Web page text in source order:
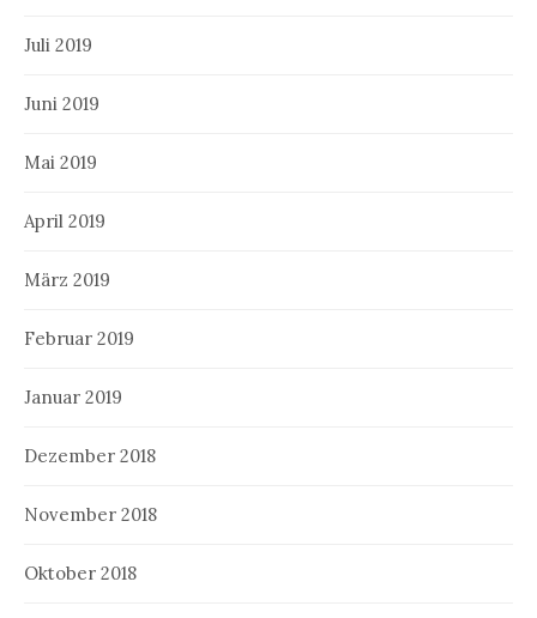
Juli 2019
Juni 2019
Mai 2019
April 2019
März 2019
Februar 2019
Januar 2019
Dezember 2018
November 2018
Oktober 2018